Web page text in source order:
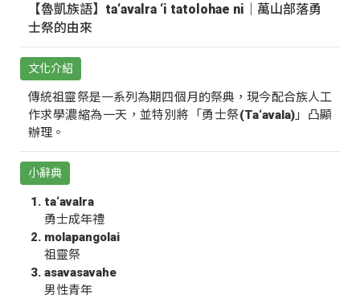
【魯凱族語】ta‘avalra ‘i tatolohae ni｜萬山部落勇
士祭的由來
文化介紹
傳統祖靈祭是一系列為期四個月的祭典，現今配合族人工
作求學濃縮為一天，並特別將「勇士祭(Ta‘avala)」凸顯
辦理。
小辭典
ta‘avalra
勇士成年禮
molapangolai
祖靈祭
asavasavahe
男性青年